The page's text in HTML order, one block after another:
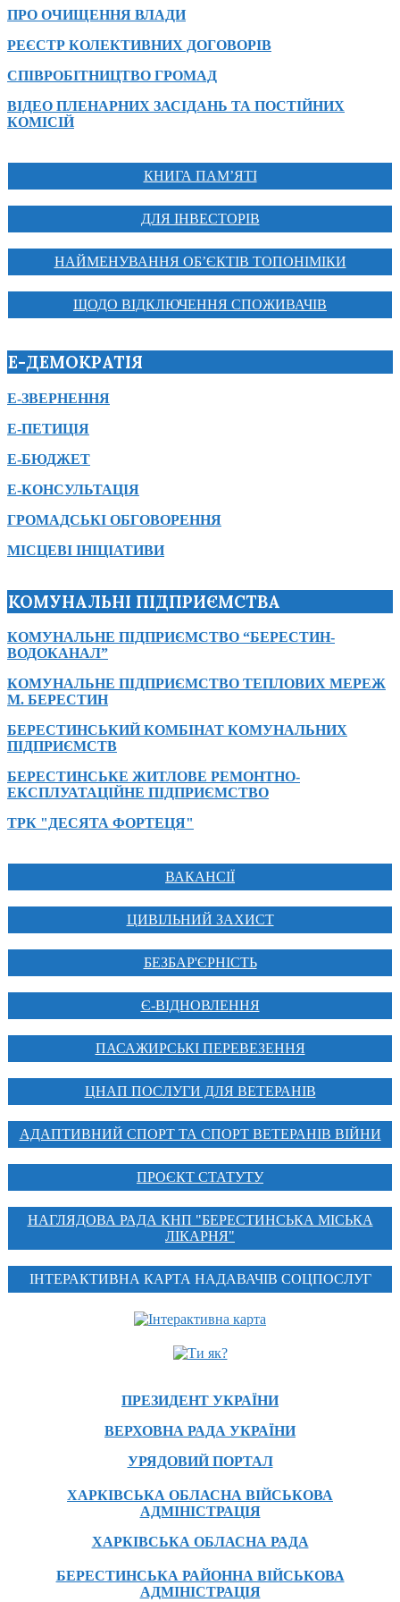
ПРО ОЧИЩЕННЯ ВЛАДИ
РЕЄСТР КОЛЕКТИВНИХ ДОГОВОРІВ
СПІВРОБІТНИЦТВО ГРОМАД
ВІДЕО ПЛЕНАРНИХ ЗАСІДАНЬ ТА ПОСТІЙНИХ
КОМІСІЙ
КНИГА ПАМ’ЯТІ
ДЛЯ ІНВЕСТОРІВ
НАЙМЕНУВАННЯ ОБ’ЄКТІВ ТОПОНІМІКИ
ЩОДО ВІДКЛЮЧЕННЯ СПОЖИВАЧІВ
Е-ДЕМОКРАТІЯ
Е-ЗВЕРНЕННЯ
Е-ПЕТИЦІЯ
Е-БЮДЖЕТ
Е-КОНСУЛЬТАЦІЯ
ГРОМАДСЬКІ ОБГОВОРЕННЯ
МІСЦЕВІ ІНІЦІАТИВИ
КОМУНАЛЬНІ ПІДПРИЄМСТВА
КОМУНАЛЬНЕ ПІДПРИЄМСТВО “БЕРЕСТИН-
ВОДОКАНАЛ”
КОМУНАЛЬНЕ ПІДПРИЄМСТВО ТЕПЛОВИХ МЕРЕЖ
М. БЕРЕСТИН
БЕРЕСТИНСЬКИЙ КОМБІНАТ КОМУНАЛЬНИХ
ПІДПРИЄМСТВ
БЕРЕСТИНСЬКЕ ЖИТЛОВЕ РЕМОНТНО-
ЕКСПЛУАТАЦІЙНЕ ПІДПРИЄМСТВО
ТРК "ДЕСЯТА ФОРТЕЦЯ"
ВАКАНСІЇ
ЦИВІЛЬНИЙ ЗАХИСТ
БЕЗБАР'ЄРНІСТЬ
Є-ВІДНОВЛЕННЯ
ПАСАЖИРСЬКІ ПЕРЕВЕЗЕННЯ
ЦНАП ПОСЛУГИ ДЛЯ ВЕТЕРАНІВ
АДАПТИВНИЙ СПОРТ ТА СПОРТ ВЕТЕРАНІВ ВІЙНИ
ПРОЄКТ СТАТУТУ
НАГЛЯДОВА РАДА КНП "БЕРЕСТИНСЬКА МІСЬКА
ЛІКАРНЯ"
ІНТЕРАКТИВНА КАРТА НАДАВАЧІВ СОЦПОСЛУГ
ПРЕЗИДЕНТ УКРАЇНИ
ВЕРХОВНА РАДА УКРАЇНИ
УРЯДОВИЙ ПОРТАЛ
ХАРКІВСЬКА ОБЛАСНА ВІЙСЬКОВА
АДМІНІСТРАЦІЯ
ХАРКІВСЬКА ОБЛАСНА РАДА
БЕРЕСТИНСЬКА РАЙОННА ВІЙСЬКОВА
АДМІНІСТРАЦІЯ